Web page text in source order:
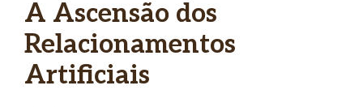
A Ascensão dos
Relacionamentos
Artificiais